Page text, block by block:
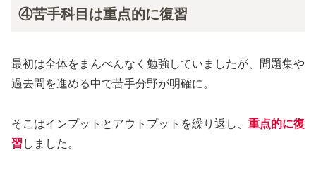
④苦手科目は重点的に復習
最初は全体をまんべんなく勉強していましたが、問題集や
過去問を進める中で苦手分野が明確に。
そこはインプットとアウトプットを繰り返し、 重点的に復
習 しました。